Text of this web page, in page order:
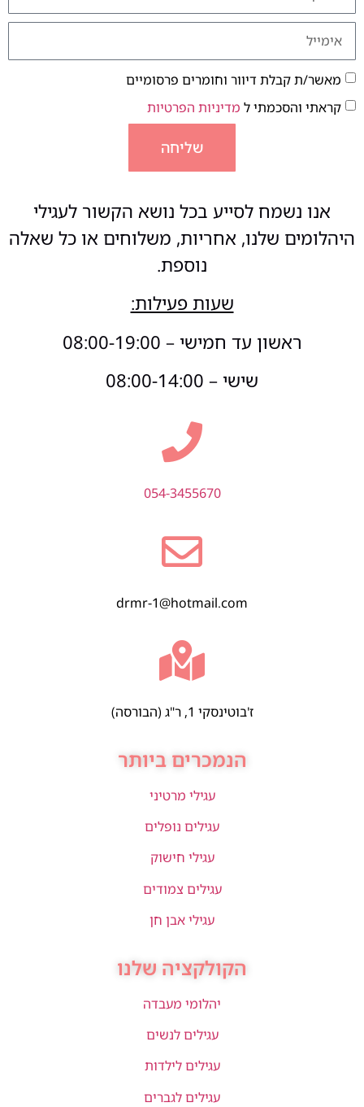
מאשר/ת קבלת דיוור וחומרים פרסומיים
קראתי והסכמתי ל מדיניות הפרטיות
שליחה
אנו נשמח לסייע בכל נושא הקשור לעגילי
היהלומים שלנו, אחריות, משלוחים או כל שאלה
נוספת.
שעות פעילות:
ראשון עד חמישי – 08:00-19:00
שישי – 08:00-14:00
054-3455670
drmr-1@hotmail.com
ז'בוטינסקי 1, ר"ג (הבורסה)
הנמכרים ביותר
עגילי מרטיני
עגילים נופלים
עגילי חישוק
עגילים צמודים
עגילי אבן חן
הקולקציה שלנו
יהלומי מעבדה
עגילים לנשים
עגילים לילדות
עגילים לגברים